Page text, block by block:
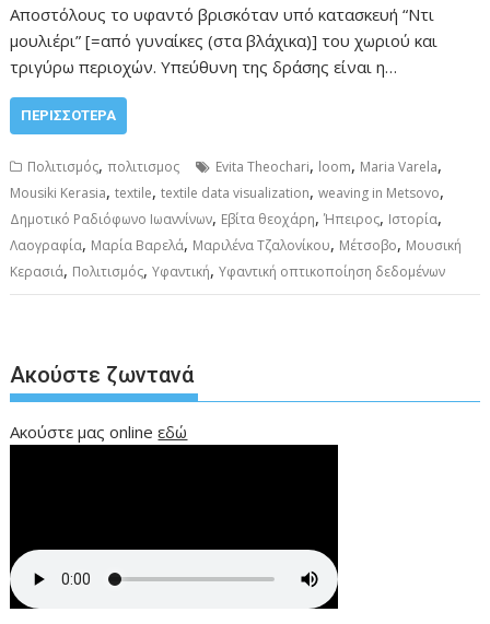
Αποστόλους το υφαντό βρισκόταν υπό κατασκευή “Ντι
μουλιέρι” [=από γυναίκες (στα βλάχικα)] του χωριού και
τριγύρω περιοχών. Υπεύθυνη της δράσης είναι η…
ΠΕΡΙΣΣΌΤΕΡΑ
Πολιτισμός,πολιτισμος Evita Theochari, loom, Maria Varela,
Mousiki Kerasia,textile,textile data visualization,weaving in Metsovo,
Δημοτικό Ραδιόφωνο Ιωαννίνων, Εβίτα θεοχάρη,Ήπειρος, Ιστορία,
Λαογραφία, Μαρία Βαρελά, Μαριλένα Τζαλονίκου, Μέτσοβο, Μουσική
Κερασιά, Πολιτισμός,Υφαντική,Υφαντική οπτικοποίηση δεδομένων
Ακούστε ζωντανά
Ακούστε μας onlineεδώ